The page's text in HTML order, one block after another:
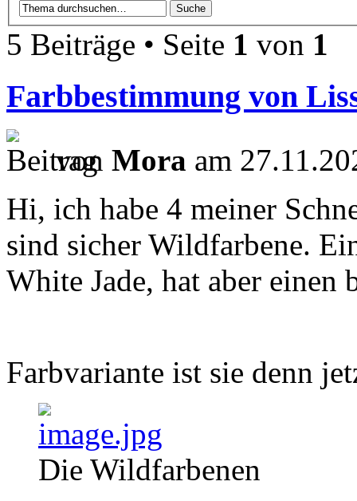
5 Beiträge • Seite 1 von 1
Farbbestimmung von
von Mora am
Hi, ich habe 4 meiner
sind sicher Wildfarbene.
White Jade, hat aber einen
Farbvariante ist sie denn
Die Wildfarbenen